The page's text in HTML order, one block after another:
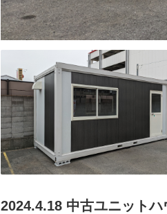
2024.4.18 中古ユニット